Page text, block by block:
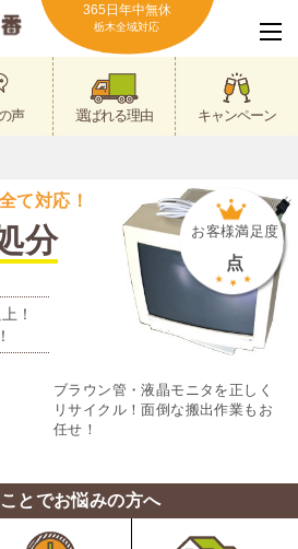
365日年中無休
栃木全域対応
声 選ばれる理由 キャンペーン
て対応！
分
！
お客様満足度
点
ブラウン管・液晶モニタを正しく
リサイクル！面倒な搬出作業もお
任せ！
とでお悩みの方へ